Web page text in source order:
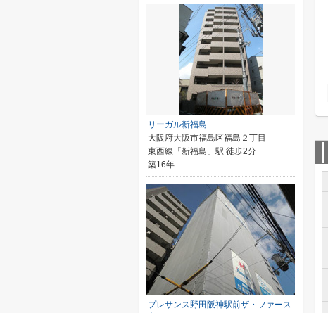
リーガル新福島
大阪府大阪市福島区福島２丁目
東西線「新福島」駅 徒歩2分
築16年
プレサンス野田阪神駅前ザ・ファース